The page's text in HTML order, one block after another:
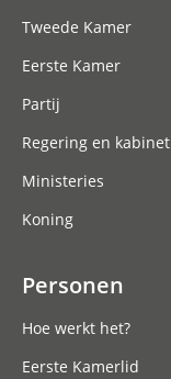
Tweede Kamer
Eerste Kamer
Partij
Regering en kabinet
Ministeries
Koning
Personen
Hoe werkt het?
Eerste Kamerlid